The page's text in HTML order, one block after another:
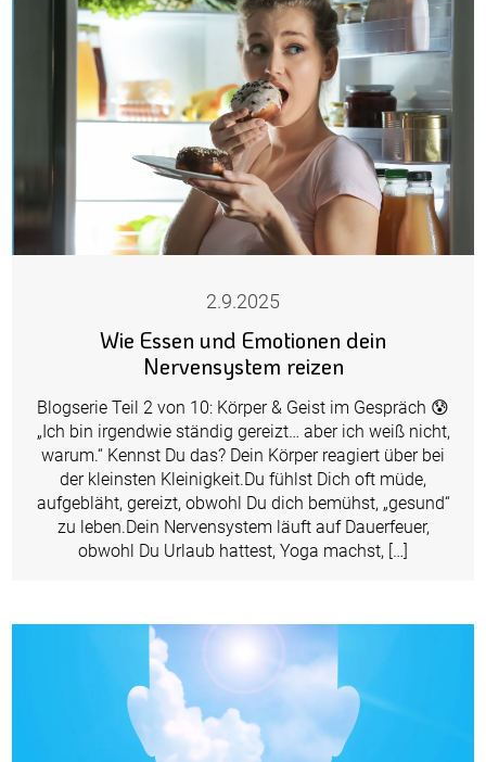
2.9.2025
Wie Essen und Emotionen dein
Nervensystem reizen
Blogserie Teil 2 von 10: Körper & Geist im Gespräch 😰
„Ich bin irgendwie ständig gereizt… aber ich weiß nicht,
warum.“ Kennst Du das? Dein Körper reagiert über bei
der kleinsten Kleinigkeit.Du fühlst Dich oft müde,
aufgebläht, gereizt, obwohl Du dich bemühst, „gesund“
zu leben.Dein Nervensystem läuft auf Dauerfeuer,
obwohl Du Urlaub hattest, Yoga machst, […]